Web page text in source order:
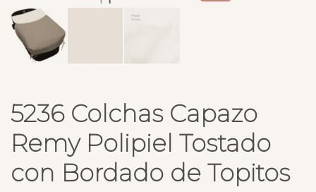
5236 Colchas Capazo
Remy Polipiel Tostado
con Bordado de Topitos